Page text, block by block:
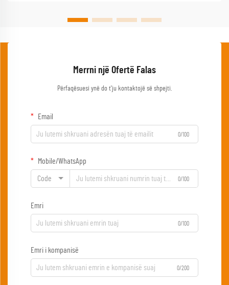
Merrni një Ofertë Falas
Përfaqësuesi ynë do t'ju kontaktojë së shpejti.
Email
0/100
Mobile/WhatsApp
Code 0/100
Emri
0/100
Emri i kompanisë
0/200